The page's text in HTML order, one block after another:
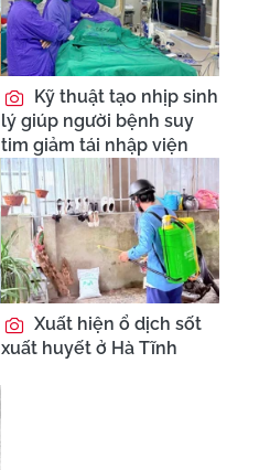
Kỹ thuật tạo nhịp sinh
lý giúp người bệnh suy
tim giảm tái nhập viện
Xuất hiện ổ dịch sốt
xuất huyết ở Hà Tĩnh